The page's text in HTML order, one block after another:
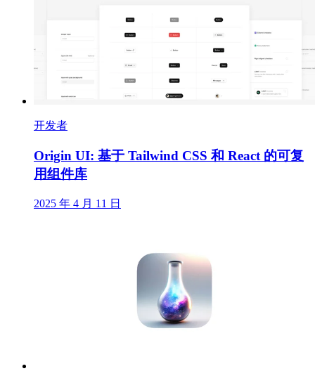
开发者
Origin UI: 基于 Tailwind CSS 和 React 的可复
用组件库
2025 年 4 月 11 日